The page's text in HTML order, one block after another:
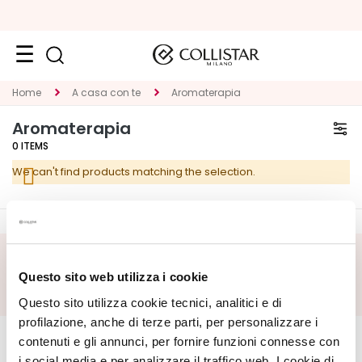
Questo sito web utilizza i cookie
Questo sito utilizza cookie tecnici, analitici e di
profilazione, anche di terze parti, per personalizzare i
contenuti e gli annunci, per fornire funzioni connesse con
Face
C
A
T
E
O
S
p
e
c
Home A casa con te Aromaterapia
Aromaterapia
0 ITEMS
We can't find products matching the selection.
CORPORATE
About Us
MY PROFILE
Account Information